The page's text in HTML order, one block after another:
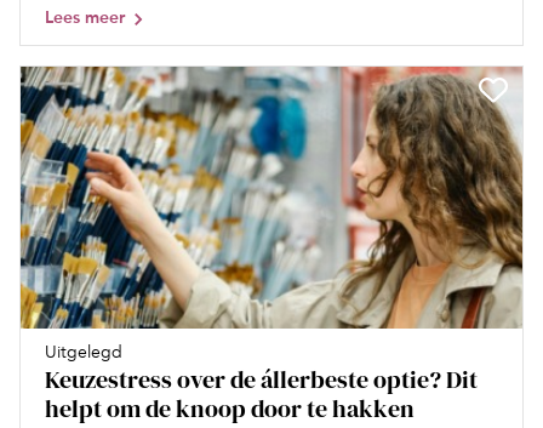
Lees meer
Uitgelegd
Keuzestress over de állerbeste optie? Dit
helpt om de knoop door te hakken